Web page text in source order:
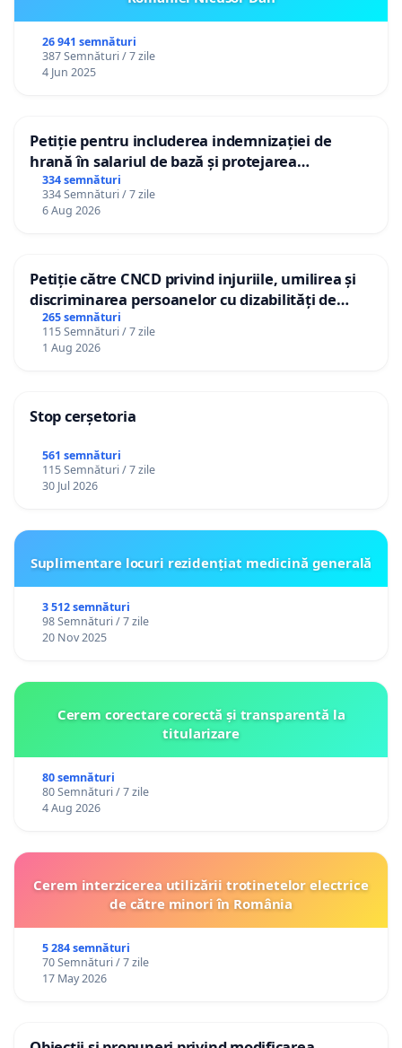
26 941 semnături
387 Semnături / 7 zile
4 Jun 2025
Petiție pentru includerea indemnizației de
hrană în salariul de bază și protejarea
gradațiilor de vechime pentru asistenții
personali
334 semnături
334 Semnături / 7 zile
6 Aug 2026
Petiție către CNCD privind injuriile, umilirea și
discriminarea persoanelor cu dizabilități de
către utilizatorul TikTok „Gorici”
265 semnături
115 Semnături / 7 zile
1 Aug 2026
Stop cerșetoria
561 semnături
115 Semnături / 7 zile
30 Jul 2026
Suplimentare locuri rezidențiat medicină generală
3 512 semnături
98 Semnături / 7 zile
20 Nov 2025
Cerem corectare corectă și transparentă la
titularizare
80 semnături
80 Semnături / 7 zile
4 Aug 2026
Cerem interzicerea utilizării trotinetelor electrice
de către minori în România
5 284 semnături
70 Semnături / 7 zile
17 May 2026